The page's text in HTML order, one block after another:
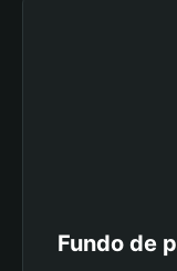
Fundo de